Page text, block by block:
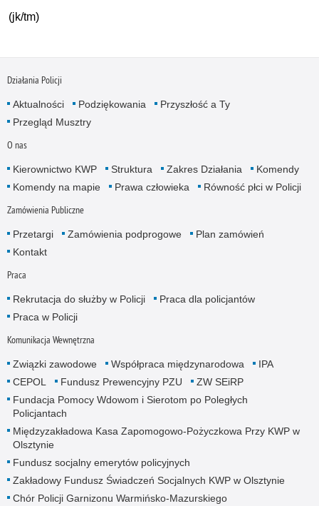
(jk/tm)
Działania Policji
Aktualności Podziękowania
Przyszłość a Ty
Przegląd Musztry
O nas
Kierownictwo KWP Struktura Zakres Działania
Komendy
Komendy na mapie
Prawa człowieka Równość płci w Policji
Zamówienia Publiczne
Przetargi Zamówienia podprogowe
Plan zamówień
Kontakt
Praca
Rekrutacja do służby w Policji
Praca dla policjantów
Praca w Policji
Komunikacja Wewnętrzna
Związki zawodowe Współpraca międzynarodowa
IPA
CEPOL
Fundusz Prewencyjny PZU
ZW SEiRP
Fundacja Pomocy Wdowom i Sierotom po Poległych
Policjantach
Międzyzakładowa Kasa Zapomogowo-Pożyczkowa Przy KWP w
Olsztynie
Fundusz socjalny emerytów policyjnych
Zakładowy Fundusz Świadczeń Socjalnych KWP w Olsztynie
Chór Policji Garnizonu Warmińsko-Mazurskiego